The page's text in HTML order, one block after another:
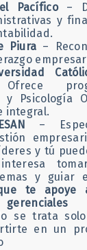
Pacífico–
y
Piura –
y Psicología
integral.
–
y tú
tomar
y guiar
te apoye
se trata
en un